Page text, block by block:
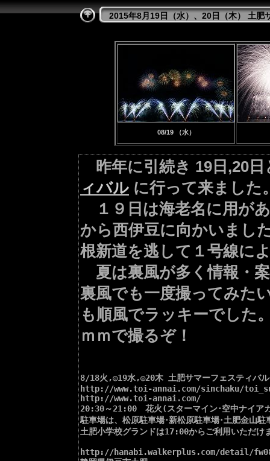
2015年8月19日（水）、20日（木） 土肥
08/19 （水）
昨年に引続き 19日,20日
ィバル に行って来ました
１９日は海老名に用が
から西伊豆に向かいまし
根新道を逃して１号線に
夏は裏風が多く情報・
裏風でも一度撮ってみた
も順風でラッキーでした
ｍｍで撮るぞ！
8/18火,◎19水,◎20木 土肥サマーフェスティ
http://www.toi-annai.com/sinchaku/
http://www.toi-annai.com/
20:30～21:00　花火(スターマイン･空中ナイ
駐車場は、松原駐車場･新松原駐車場･土肥金山
土肥小学校グランドは17:00からご利用いただけ
http://hanabi.walkerplus.com/detail/